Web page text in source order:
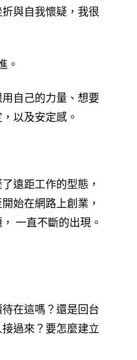
與自我懷疑，我很
。
自己的力量、想要
以及安定感。
遠距工作的型態，
始在網路上創業，
一直不斷的出現。
在這嗎？還是回台
過來？要怎麼建立